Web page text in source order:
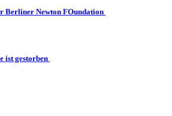
Berliner Newton FOundation
ist gestorben